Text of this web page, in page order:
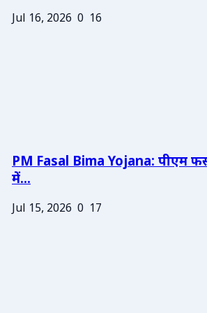
Jul 16, 2026 0 16
PM Fasal Bima Yojana: पीएम
में...
Jul 15, 2026 0 17